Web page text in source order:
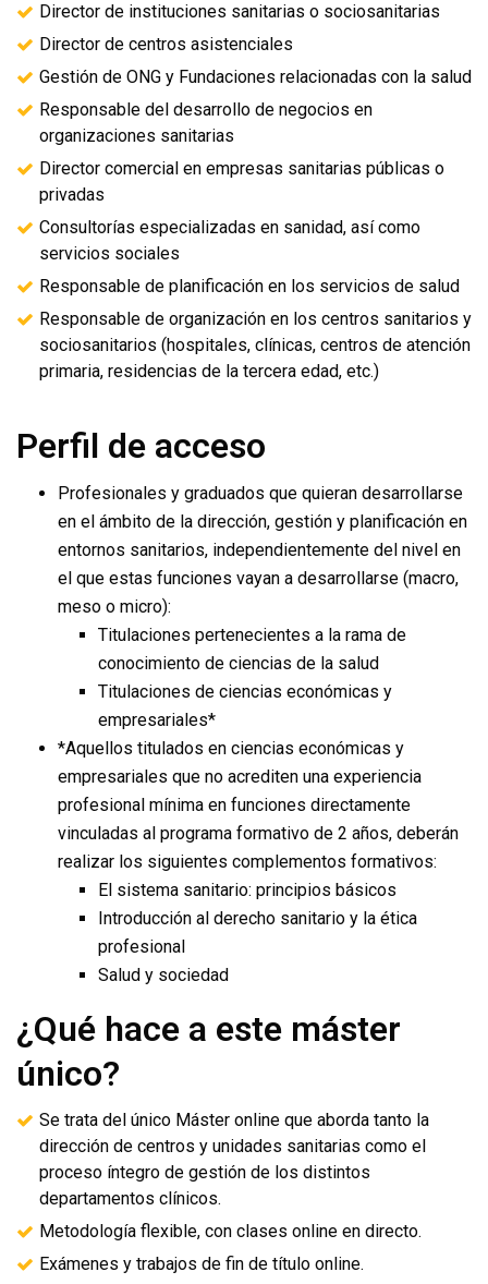
Director de instituciones sanitarias o sociosanitarias
Director de centros asistenciales
Gestión de ONG y Fundaciones relacionadas con la salud
Responsable del desarrollo de negocios en
organizaciones sanitarias
Director comercial en empresas sanitarias públicas o
privadas
Consultorías especializadas en sanidad, así como
servicios sociales
Responsable de planificación en los servicios de salud
Responsable de organización en los centros sanitarios y
sociosanitarios (hospitales, clínicas, centros de atención
primaria, residencias de la tercera edad, etc.)
Perfil de acceso
Profesionales y graduados que quieran desarrollarse
en el ámbito de la dirección, gestión y planificación en
entornos sanitarios, independientemente del nivel en
el que estas funciones vayan a desarrollarse (macro,
meso o micro):
Titulaciones pertenecientes a la rama de
conocimiento de ciencias de la salud
Titulaciones de ciencias económicas y
empresariales*
*Aquellos titulados en ciencias económicas y
empresariales que no acrediten una experiencia
profesional mínima en funciones directamente
vinculadas al programa formativo de 2 años, deberán
realizar los siguientes complementos formativos:
El sistema sanitario: principios básicos
Introducción al derecho sanitario y la ética
profesional
Salud y sociedad
¿Qué hace a este máster
único?
Se trata del único Máster online que aborda tanto la
dirección de centros y unidades sanitarias como el
proceso íntegro de gestión de los distintos
departamentos clínicos.
Metodología flexible, con clases online en directo.
Exámenes y trabajos de fin de título online.